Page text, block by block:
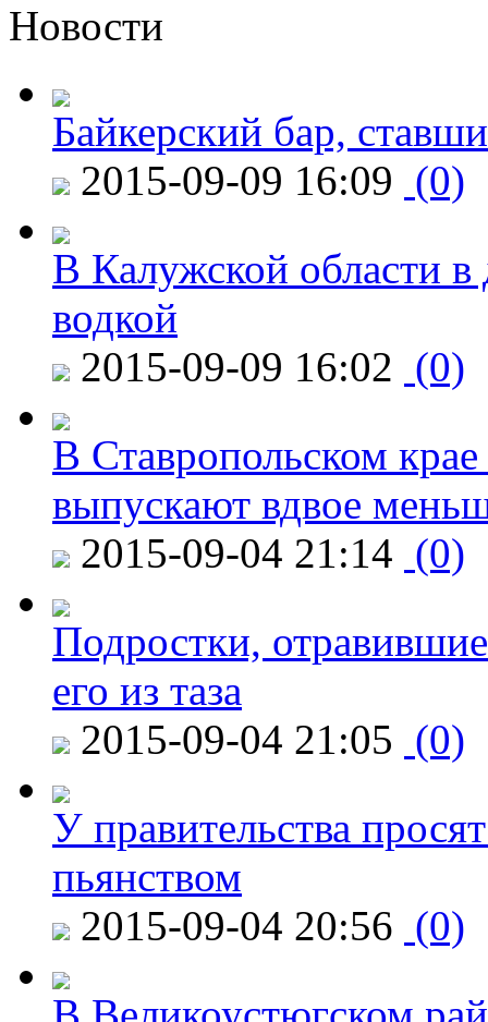
Новости
Байкерский бар,
2015-09-09 16:09 (0)
В Калужской области в
водкой
2015-09-09 16:02 (0)
В Ставропольском
выпускают вдвое
2015-09-04 21:14 (0)
Подростки,
его из таза
2015-09-04 21:05 (0)
У правительства
пьянством
2015-09-04 20:56 (0)